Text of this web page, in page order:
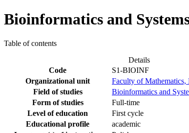
Bioinformatics and
Table of contents
Details
Code
S1-BIOINF
Organizational unit
Faculty of Mathematics,
Field of studies
Bioinformatics and
Form of studies
Full-time
Level of education
First cycle
Educational profile
academic